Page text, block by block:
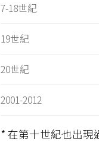
7-18世紀
19世紀
20世紀
2001-2012
* 在第十世紀也出現